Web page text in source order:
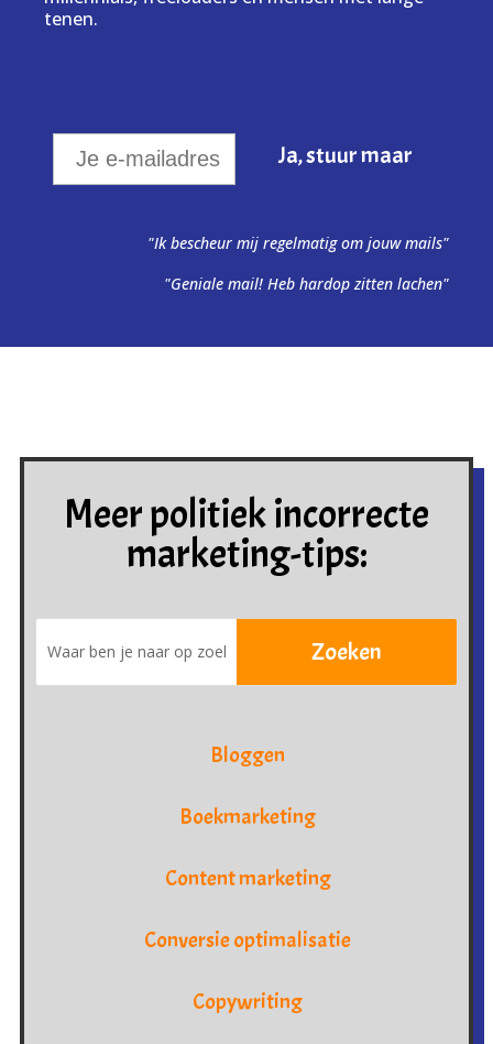
tenen.
"Ik bescheur mij regelmatig om jouw mails"
"Geniale mail! Heb hardop zitten lachen"
Meer politiek incorrecte
marketing-tips:
Bloggen
Boekmarketing
Content marketing
Conversie optimalisatie
Copywriting